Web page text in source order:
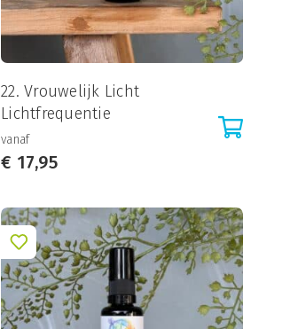
22. Vrouwelijk Licht
Lichtfrequentie
vanaf
€ 17,95